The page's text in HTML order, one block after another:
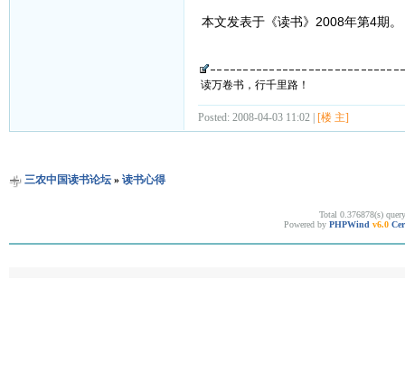
本文发表于《读书》2008年第4期。
读万卷书，行千里路！
Posted: 2008-04-03 11:02 | [楼 主]
三农中国读书论坛» 读书心得
Total 0.376878(s)
Powered by PHPWind v6.0